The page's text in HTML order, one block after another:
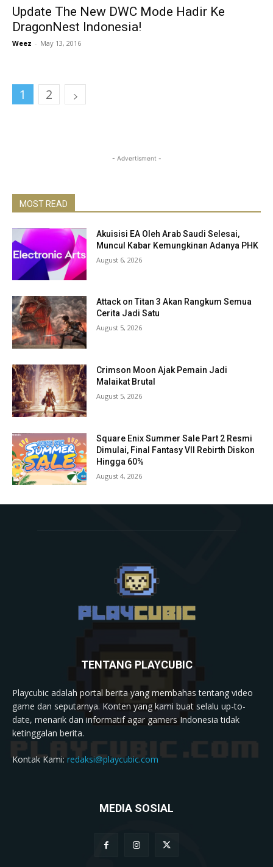
Update The New DWC Mode Hadir Ke
DragonNest Indonesia!
Weez - May 13, 2016
1 2
- Advertisment -
MOST READ
Akuisisi EA Oleh Arab Saudi Selesai,
Muncul Kabar Kemungkinan Adanya PHK
August 6, 2026
Attack on Titan 3 Akan Rangkum Semua
Cerita Jadi Satu
August 5, 2026
Crimson Moon Ajak Pemain Jadi
Malaikat Brutal
August 5, 2026
Square Enix Summer Sale Part 2 Resmi
Dimulai, Final Fantasy VII Rebirth Diskon
Hingga 60%
August 4, 2026
TENTANG PLAYCUBIC
Playcubic adalah portal berita yang membahas tentang video
game dan seputarnya. Konten yang kami buat selalu up-to-
date, menarik dan informatif agar gamers Indonesia tidak
ketinggalan berita.
Kontak Kami:redaksi@playcubic.com
MEDIA SOSIAL